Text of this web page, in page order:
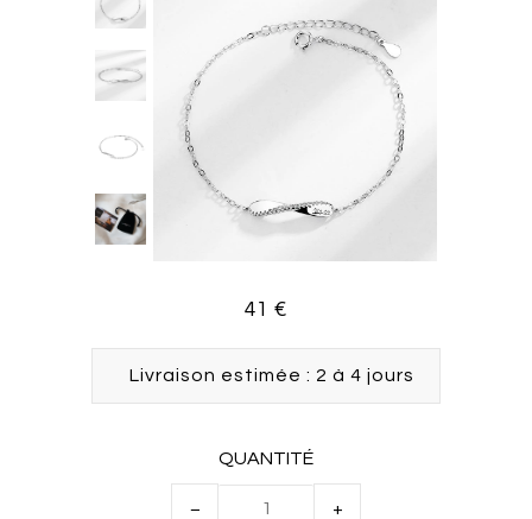
41 €
Livraison estimée : 2 à 4 jours
QUANTITÉ
− +